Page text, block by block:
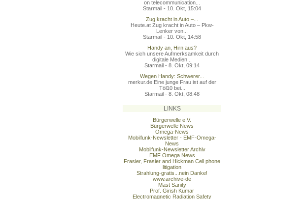
on telecommunication...
Starmail - 10. Okt, 15:04
Zug kracht in Auto –...
Heute.at Zug kracht in Auto – Pkw-
Lenker von...
Starmail - 10. Okt, 14:58
Handy an, Hirn aus?
Wie sich unsere Aufmerksamkeit durch
digitale Medien...
Starmail - 8. Okt, 09:14
Wegen Handy: Schwerer...
merkur.de Eine junge Frau ist auf der
Töl10 bei...
Starmail - 8. Okt, 08:48
LINKS
Bürgerwelle e.V.
Bürgerwelle News
Omega-News
Mobilfunk-Newsletter - EMF-Omega-
News
Mobilfunk-Newsletter Archiv
EMF Omega News
Frasier, Frasier and Hickman Cell phone
litigation
Strahlung-gratis...nein Danke!
www.archive-de
Mast Sanity
Prof. Girish Kumar
Electromagnetic Radiation Safety